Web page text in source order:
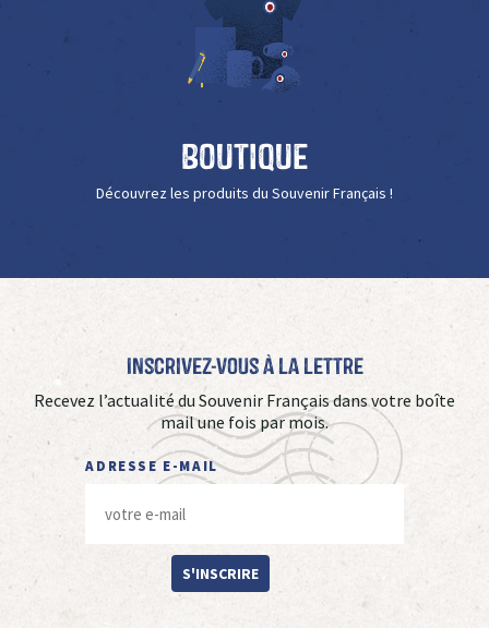
Boutique
Découvrez les produits du Souvenir Français !
Inscrivez-vous à La Lettre
Recevez l’actualité du Souvenir Français dans votre boîte
mail une fois par mois.
ADRESSE E-MAIL
S'INSCRIRE